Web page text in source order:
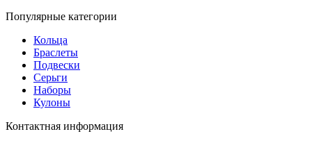
Популярные категории
Кольца
Браслеты
Подвески
Серьги
Наборы
Кулоны
Контактная информация